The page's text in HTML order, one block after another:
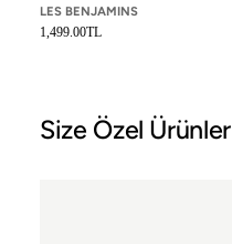
LES BENJAMINS
1,499.00TL
Size Özel Ürünler